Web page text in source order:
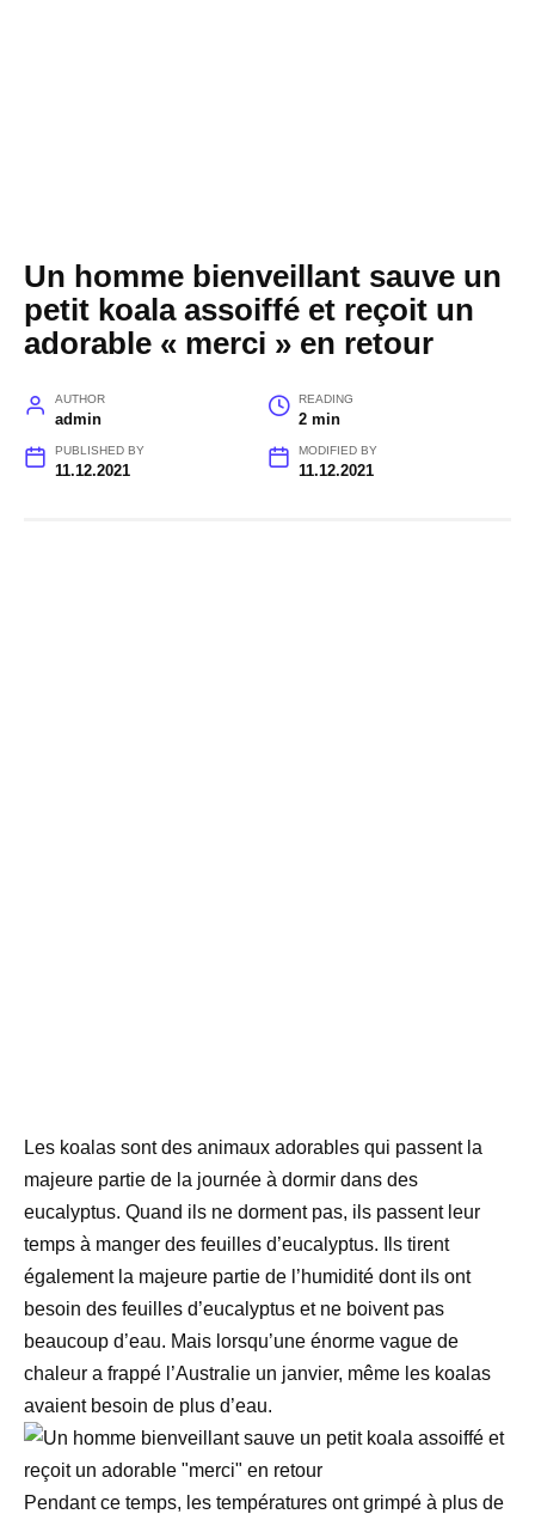
Un homme bienveillant sauve un
petit koala assoiffé et reçoit un
adorable « merci » en retour
AUTHOR
admin
READING
2 min
PUBLISHED BY
11.12.2021
MODIFIED BY
11.12.2021
Les koalas sont des animaux adorables qui passent la
majeure partie de la journée à dormir dans des
eucalyptus. Quand ils ne dorment pas, ils passent leur
temps à manger des feuilles d’eucalyptus. Ils tirent
également la majeure partie de l’humidité dont ils ont
besoin des feuilles d’eucalyptus et ne boivent pas
beaucoup d’eau. Mais lorsqu’une énorme vague de
chaleur a frappé l’Australie un janvier, même les koalas
avaient besoin de plus d’eau.
Pendant ce temps, les températures ont grimpé à plus de